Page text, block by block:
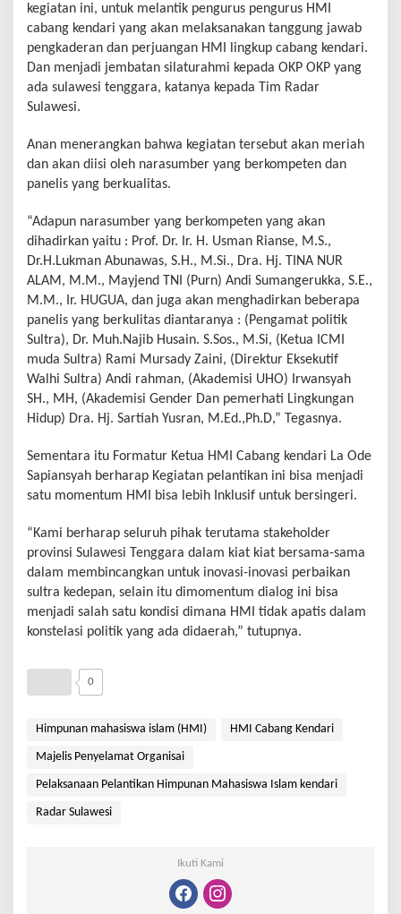
kegiatan ini, untuk melantik pengurus pengurus HMI
cabang kendari yang akan melaksanakan tanggung jawab
pengkaderan dan perjuangan HMI lingkup cabang kendari.
Dan menjadi jembatan silaturahmi kepada OKP OKP yang
ada sulawesi tenggara, katanya kepada Tim Radar
Sulawesi.
Anan menerangkan bahwa kegiatan tersebut akan meriah
dan akan diisi oleh narasumber yang berkompeten dan
panelis yang berkualitas.
“Adapun narasumber yang berkompeten yang akan
dihadirkan yaitu : Prof. Dr. Ir. H. Usman Rianse, M.S.,
Dr.H.Lukman Abunawas, S.H., M.Si., Dra. Hj. TINA NUR
ALAM, M.M., Mayjend TNI (Purn) Andi Sumangerukka, S.E.,
M.M., Ir. HUGUA, dan juga akan menghadirkan beberapa
panelis yang berkulitas diantaranya : (Pengamat politik
Sultra), Dr. Muh.Najib Husain. S.Sos., M.Si, (Ketua ICMI
muda Sultra) Rami Mursady Zaini, (Direktur Eksekutif
Walhi Sultra) Andi rahman, (Akademisi UHO) Irwansyah
SH., MH, (Akademisi Gender Dan pemerhati Lingkungan
Hidup) Dra. Hj. Sartiah Yusran, M.Ed.,Ph.D,” Tegasnya.
Sementara itu Formatur Ketua HMI Cabang kendari La Ode
Sapiansyah berharap Kegiatan pelantikan ini bisa menjadi
satu momentum HMI bisa lebih Inklusif untuk bersingeri.
“Kami berharap seluruh pihak terutama stakeholder
provinsi Sulawesi Tenggara dalam kiat kiat bersama-sama
dalam membincangkan untuk inovasi-inovasi perbaikan
sultra kedepan, selain itu dimomentum dialog ini bisa
menjadi salah satu kondisi dimana HMI tidak apatis dalam
konstelasi politik yang ada didaerah,” tutupnya.
0
Himpunan mahasiswa islam (HMI) HMI Cabang Kendari
Majelis Penyelamat Organisai
Pelaksanaan Pelantikan Himpunan Mahasiswa Islam kendari
Radar Sulawesi
Ikuti Kami